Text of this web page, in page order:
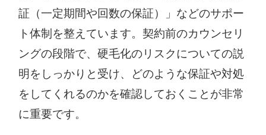
証（一定期間や回数の保証）」などのサポー
ト体制を整えています。契約前のカウンセリ
ングの段階で、硬毛化のリスクについての説
明をしっかりと受け、どのような保証や対処
をしてくれるのかを確認しておくことが非常
に重要です。